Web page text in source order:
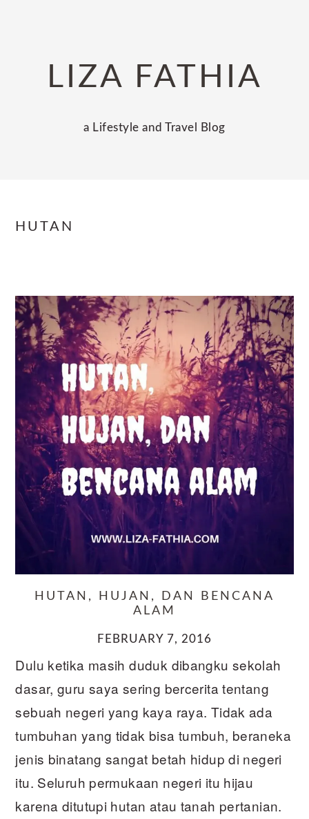
navigationLIZA FATHIA
a Lifestyle and Travel Blog
HUTAN
HUTAN, HUJAN, DAN BENCANA
ALAM
FEBRUARY 7, 2016
Dulu ketika masih duduk dibangku sekolah
dasar, guru saya sering bercerita tentang
sebuah negeri yang kaya raya. Tidak ada
tumbuhan yang tidak bisa tumbuh, beraneka
jenis binatang sangat betah hidup di negeri
itu. Seluruh permukaan negeri itu hijau
karena ditutupi hutan atau tanah pertanian.